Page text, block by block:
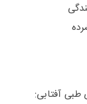
آفتابی: